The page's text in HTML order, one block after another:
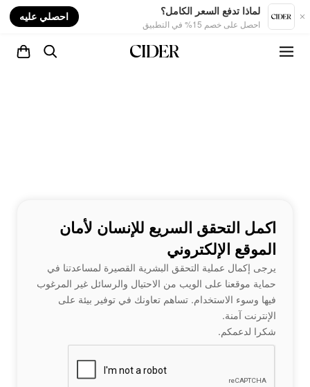
لماذا تدفع السعر الكامل؟
احصل على خصم 15% في التطبيق
احصلي عليه
اكمل التحقق السريع للإنسان لأمان
الموقع الإلكتروني
يرجى إكمال عملية التحقق البشرية القصيرة لمساعدتنا في
حماية موقعنا على الويب من الاحتيال والرسائل غير المرغوب
فيها وسوء الاستخدام. تساهم تعاونك في توفير بيئة على
الإنترنت آمنة.
شكرا لدعمكم.